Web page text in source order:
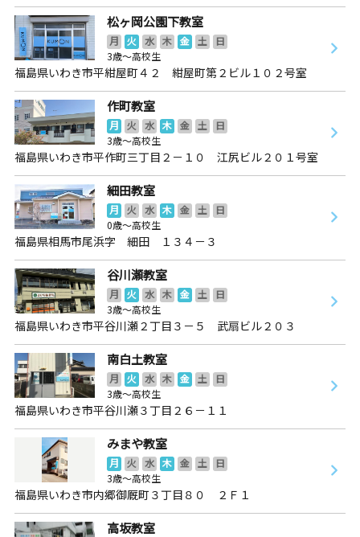
松ヶ岡公園下教室
月 火 水 木 金 土
日
3歳～高校生
福島県いわき市平紺屋町４２ 紺屋町第２ビル１０２号室
作町教室
月 火 水 木 金 土
日
3歳～高校生
福島県いわき市平作町三丁目２－１０ 江尻ビル２０１号室
細田教室
月 火 水 木 金 土
日
0歳～高校生
福島県相馬市尾浜字 細田 １３４－３
谷川瀬教室
月 火 水 木 金 土
日
3歳～高校生
福島県いわき市平谷川瀬２丁目３－５ 武扇ビル２０３
南白土教室
月 火 水 木 金 土
日
3歳～高校生
福島県いわき市平谷川瀬３丁目２６－１１
みまや教室
月 火 水 木 金 土
日
3歳～高校生
福島県いわき市内郷御厩町３丁目８０ ２Ｆ１
高坂教室